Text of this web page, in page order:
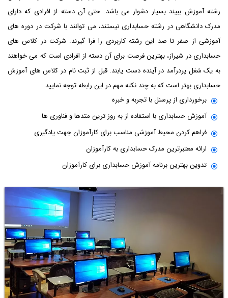
رشته آموزش ببیند بسیار دشوار می باشد. حتی آن دسته از افرادی که دارای
مدرک دانشگاهی در رشته حسابداری نیستند، می توانند با شرکت در دوره های
آموزشی از صفر تا صد این رشته کاربردی را فرا گیرند. شرکت در کلاس های
حسابداری در شیراز، بهترین فرصت برای آن دسته از افرادی است که می خواهند
به یک شغل پردرآمد در آینده دست یابند. قبل از ثبت نام در کلاس های آموزش
حسابداری بهتر است که به چند نکته مهم در این رابطه توجه نمایید.
برخورداری از پرسنل با تجربه و خبره
آموزش حسابداری با استفاده از به روز ترین متدها و فناوری ها
فراهم کردن محیط آموزشی مناسب برای کارآموزان جهت یادگیری
ارائه معتبرترین مدرک حسابداری به کارآموزان
تدوین بهترین برنامه آموزش حسابداری برای کارآموزان